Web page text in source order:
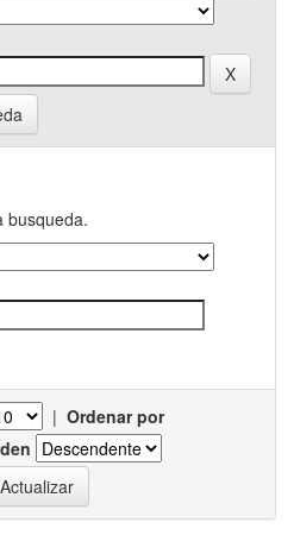
busqueda.
| Ordenar por